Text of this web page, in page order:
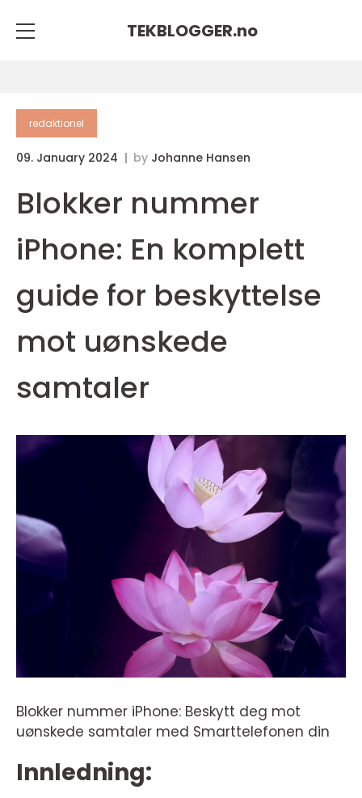
TEKBLOGGER.no
redaktionel
09. January 2024 by Johanne Hansen
Blokker nummer
iPhone: En komplett
guide for beskyttelse
mot uønskede
samtaler
Blokker nummer iPhone: Beskytt deg mot
uønskede samtaler med Smarttelefonen din
Innledning: